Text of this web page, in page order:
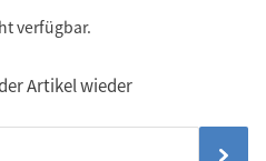
verfügbar.
Artikel wieder